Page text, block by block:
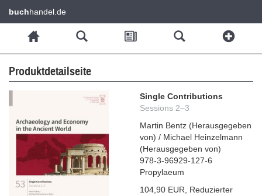
buchhandel.de
Produktdetailseite
Single Contributions
Sessions 2–3
Martin Bentz (Herausgegeben
von) / Michael Heinzelmann
(Herausgegeben von)
978-3-96929-127-6
Propylaeum
104,90 EUR
Reduzierter